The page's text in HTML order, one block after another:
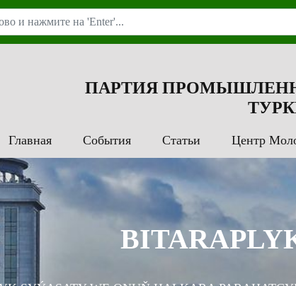
ПАРТИЯ
Главная События Статьи Центр